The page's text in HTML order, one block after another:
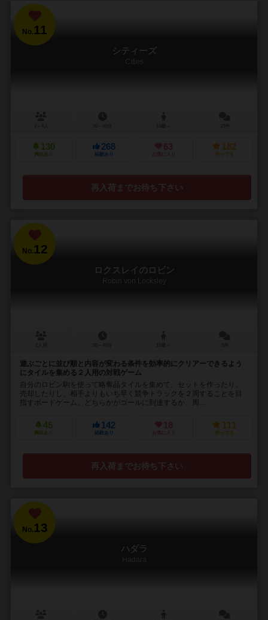
No.11
シティーズ
Cities
130
興味あり
268
経験あり
63
お気に入り
182
持ってる
再入荷までお待ち下さい
No.12
ロクスレイのロビン
Robin von Locksley
遊ぶごとに並び順と内容が変わる条件を効率的にクリアーできるよう
にタイルを集める２人用の対戦ゲーム
自分のロビン駒を使って略奪品タイルを集めて、セットを作ったり、
売却したりし、相手よりもいち早く競争トラックを２周することを目
指すボードゲーム。どちらかがゴールに到達するか、周...
45
興味あり
142
経験あり
18
お気に入り
111
持ってる
再入荷までお待ち下さい
No.13
ハダラ
Hadara